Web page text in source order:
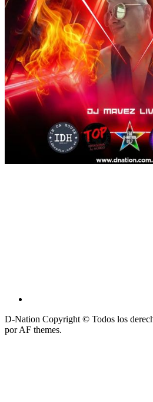
D-Nation Copyright © Todos los
por AF themes.